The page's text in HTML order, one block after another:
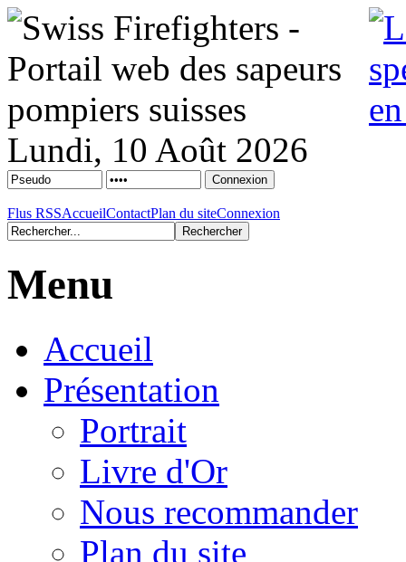
Lundi, 10 Août 2026
Flus RSSAccueilContactPlan du siteConnexion
Menu
Accueil
Présentation
Portrait
Livre d'Or
Nous recommander
Plan du site